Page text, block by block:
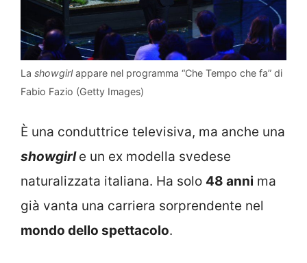
La showgirlappare nel programma “Che Tempo che fa” di
Fabio Fazio (Getty Images)
È una conduttrice televisiva, ma anche una
showgirl e un ex modella svedese
naturalizzata italiana. Ha solo 48 anni ma
già vanta una carriera sorprendente nel
mondo dello spettacolo.